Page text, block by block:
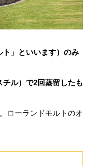
ト」といいます）のみ
ル）で2回蒸留したも
ローランドモルトのオ